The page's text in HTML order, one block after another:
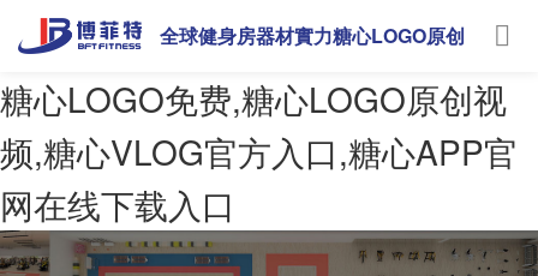
糖心LOGO免费,糖心LOGO原创视
频,糖心VLOG官方入口,糖心APP官
网在线下载入口
全球健身房器材實力糖心LOGO原创